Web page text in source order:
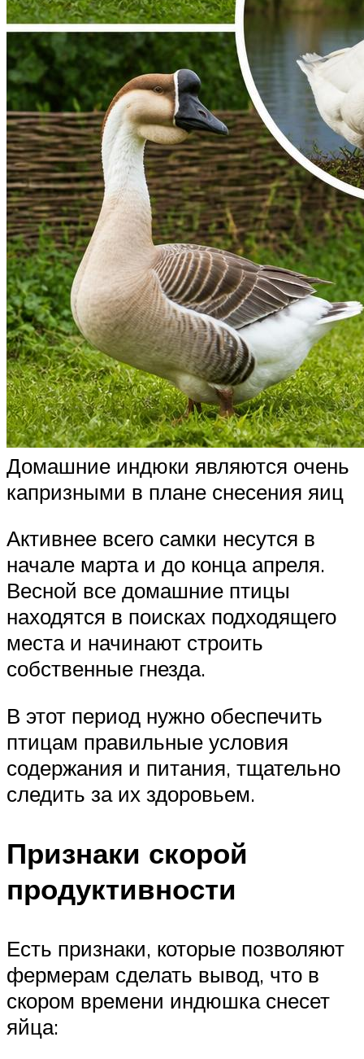
Домашние индюки являются очень
капризными в плане снесения яиц
Активнее всего самки несутся в
начале марта и до конца апреля.
Весной все домашние птицы
находятся в поисках подходящего
места и начинают строить
собственные гнезда.
В этот период нужно обеспечить
птицам правильные условия
содержания и питания, тщательно
следить за их здоровьем.
Признаки скорой
продуктивности
Есть признаки, которые позволяют
фермерам сделать вывод, что в
скором времени индюшка снесет
яйца: